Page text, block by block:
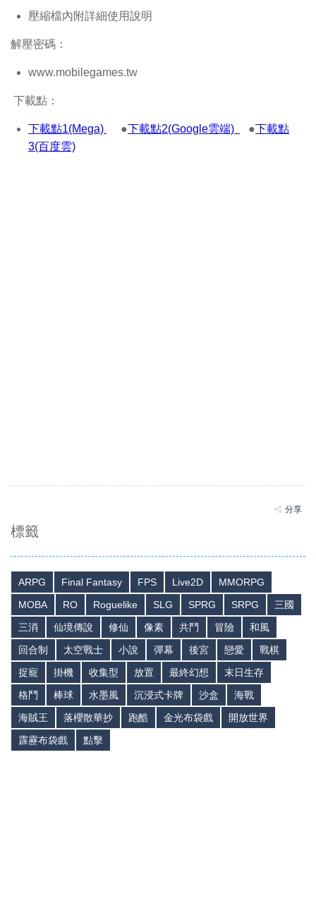
壓縮檔內附詳細使用說明
解壓密碼：
www.mobilegames.tw
下載點：
下載點1(Mega) ●下載點2(Google雲端) ●下載點
3(百度雲)
分享
標籤
ARPG Final Fantasy FPS Live2D
MMORPG
MOBA
RO Roguelike SLG SPRG SRPG
三國
三消
仙境傳說 修仙 像素 共鬥 冒險
和風
回合制
太空戰士 小說 彈幕 後宮 戀愛
戰棋
捉寵
掛機 收集型 放置 最終幻想
末日生存
格鬥
棒球 水墨風 沉浸式卡牌 沙盒
海戰
海賊王
落櫻散華抄 跑酷 金光布袋戲
開放世界
霹靂布袋戲
點擊